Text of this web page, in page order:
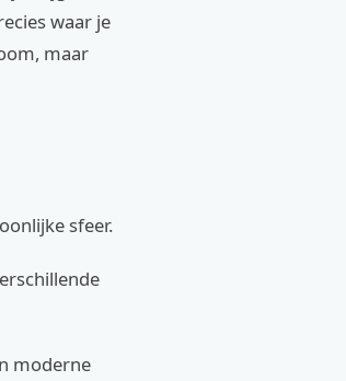
waar je
maar
sfeer.
moderne